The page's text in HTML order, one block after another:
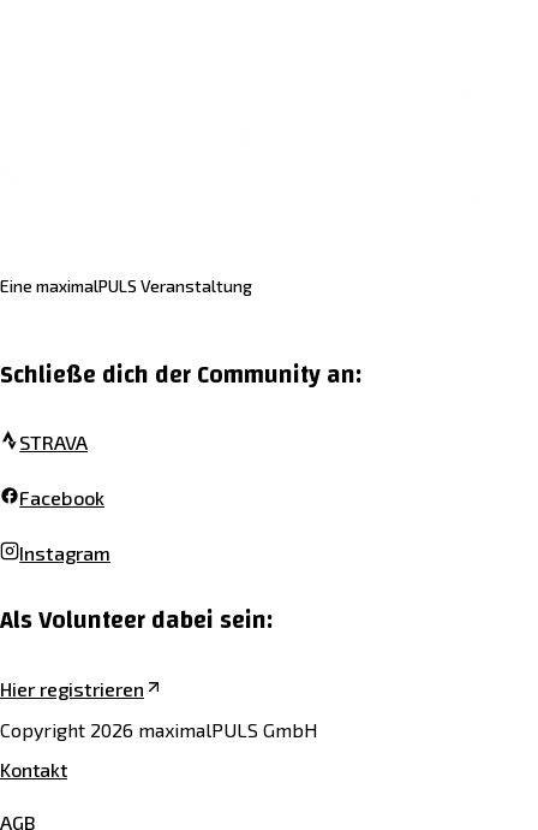
Eine maximalPULS Veranstaltung
Schließe dich der Community an:
STRAVA
Facebook
Instagram
Als Volunteer dabei sein:
Hier registrieren
Copyright 2026 maximalPULS GmbH
Kontakt
AGB